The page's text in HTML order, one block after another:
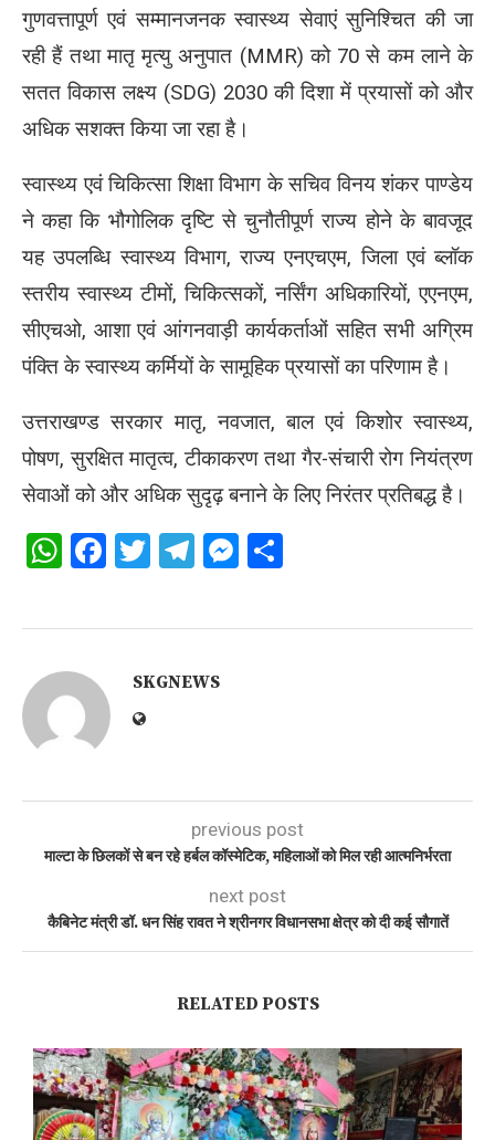
गुणवत्तापूर्ण एवं सम्मानजनक स्वास्थ्य सेवाएं सुनिश्चित की जा
रही हैं तथा मातृ मृत्यु अनुपात (MMR) को 70 से कम लाने के
सतत विकास लक्ष्य (SDG) 2030 की दिशा में प्रयासों को और
अधिक सशक्त किया जा रहा है।
स्वास्थ्य एवं चिकित्सा शिक्षा विभाग के सचिव विनय शंकर पाण्डेय
ने कहा कि भौगोलिक दृष्टि से चुनौतीपूर्ण राज्य होने के बावजूद
यह उपलब्धि स्वास्थ्य विभाग, राज्य एनएचएम, जिला एवं ब्लॉक
स्तरीय स्वास्थ्य टीमों, चिकित्सकों, नर्सिंग अधिकारियों, एएनएम,
सीएचओ, आशा एवं आंगनवाड़ी कार्यकर्ताओं सहित सभी अग्रिम
पंक्ति के स्वास्थ्य कर्मियों के सामूहिक प्रयासों का परिणाम है।
उत्तराखण्ड सरकार मातृ, नवजात, बाल एवं किशोर स्वास्थ्य,
पोषण, सुरक्षित मातृत्व, टीकाकरण तथा गैर-संचारी रोग नियंत्रण
सेवाओं को और अधिक सुदृढ़ बनाने के लिए निरंतर प्रतिबद्ध है।
WhatsApp
Facebook
Twitter
Telegram
Messenger
SKGNEWS
previous post
माल्टा के छिलकों से बन रहे हर्बल कॉस्मेटिक, महिलाओं को मिल रही आत्मनिर्भरता
next post
कैबिनेट मंत्री डॉ. धन सिंह रावत ने श्रीनगर विधानसभा क्षेत्र को दी कई सौगातें
RELATED POSTS